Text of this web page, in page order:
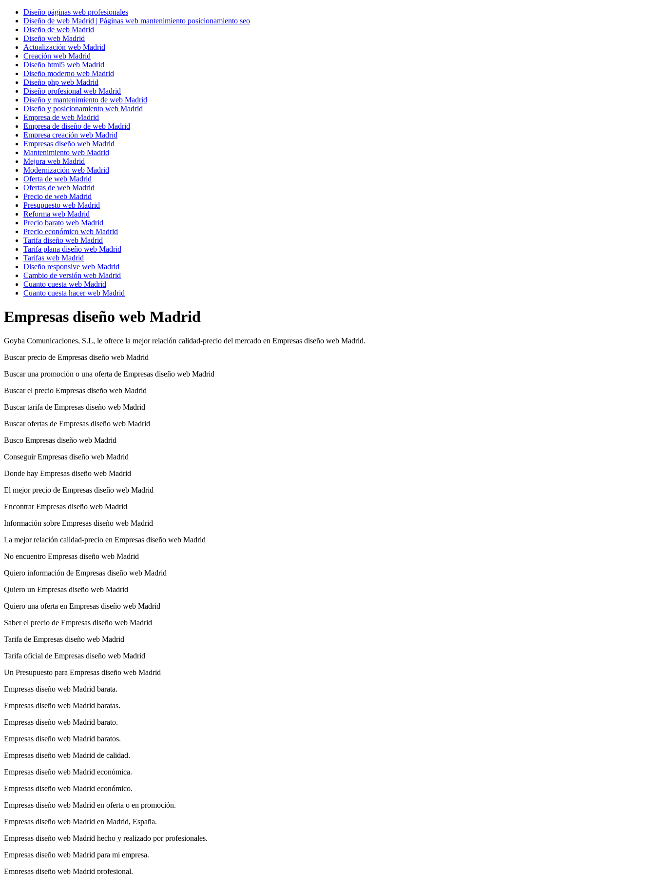
Diseño páginas web profesionales
Diseño de web Madrid | Páginas web mantenimiento posicionamiento seo
Diseño de web Madrid
Diseño web Madrid
Actualización web Madrid
Creación web Madrid
Diseño html5 web Madrid
Diseño moderno web Madrid
Diseño php web Madrid
Diseño profesional web Madrid
Diseño y mantenimiento de web Madrid
Diseño y posicionamiento web Madrid
Empresa de web Madrid
Empresa de diseño de web Madrid
Empresa creación web Madrid
Empresas diseño web Madrid
Mantenimiento web Madrid
Mejora web Madrid
Modernización web Madrid
Oferta de web Madrid
Ofertas de web Madrid
Precio de web Madrid
Presupuesto web Madrid
Reforma web Madrid
Precio barato web Madrid
Precio económico web Madrid
Tarifa diseño web Madrid
Tarifa plana diseño web Madrid
Tarifas web Madrid
Diseño responsive web Madrid
Cambio de versión web Madrid
Cuanto cuesta web Madrid
Cuanto cuesta hacer web Madrid
Empresas diseño web Madrid
Goyba Comunicaciones, S.L, le ofrece la mejor relación calidad-precio del mercado en Empresas diseño web Madrid.
Buscar precio de Empresas diseño web Madrid
Buscar una promoción o una oferta de Empresas diseño web Madrid
Buscar el precio Empresas diseño web Madrid
Buscar tarifa de Empresas diseño web Madrid
Buscar ofertas de Empresas diseño web Madrid
Busco Empresas diseño web Madrid
Conseguir Empresas diseño web Madrid
Donde hay Empresas diseño web Madrid
El mejor precio de Empresas diseño web Madrid
Encontrar Empresas diseño web Madrid
Información sobre Empresas diseño web Madrid
La mejor relación calidad-precio en Empresas diseño web Madrid
No encuentro Empresas diseño web Madrid
Quiero información de Empresas diseño web Madrid
Quiero un Empresas diseño web Madrid
Quiero una oferta en Empresas diseño web Madrid
Saber el precio de Empresas diseño web Madrid
Tarifa de Empresas diseño web Madrid
Tarifa oficial de Empresas diseño web Madrid
Un Presupuesto para Empresas diseño web Madrid
Empresas diseño web Madrid barata.
Empresas diseño web Madrid baratas.
Empresas diseño web Madrid barato.
Empresas diseño web Madrid baratos.
Empresas diseño web Madrid de calidad.
Empresas diseño web Madrid económica.
Empresas diseño web Madrid económico.
Empresas diseño web Madrid en oferta o en promoción.
Empresas diseño web Madrid en Madrid, España.
Empresas diseño web Madrid hecho y realizado por profesionales.
Empresas diseño web Madrid para mi empresa.
Empresas diseño web Madrid profesional.